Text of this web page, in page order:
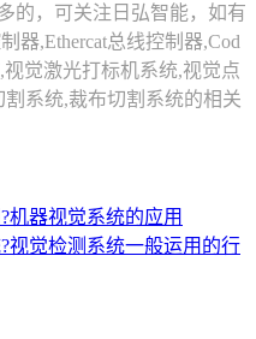
的，可关注日弘智能，如有
器,Ethercat总线控制器,Cod
觉激光打标机系统,视觉点
系统,裁布切割系统的相关
机器视觉系统的应用
视觉检测系统一般运用的行